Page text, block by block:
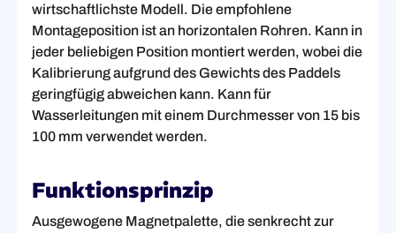
wirtschaftlichste Modell. Die empfohlene
Montageposition ist an horizontalen Rohren. Kann in
jeder beliebigen Position montiert werden, wobei die
Kalibrierung aufgrund des Gewichts des Paddels
geringfügig abweichen kann. Kann für
Wasserleitungen mit einem Durchmesser von 15 bis
100 mm verwendet werden.
Funktionsprinzip
Ausgewogene Magnetpalette, die senkrecht zur